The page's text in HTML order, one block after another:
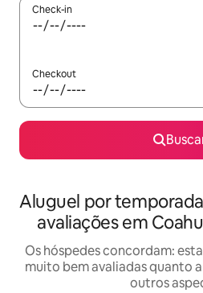
Check-in
Checkout
Aluguel por
avaliações em
Os hóspedes concordam:
muito bem avaliadas quanto
outros